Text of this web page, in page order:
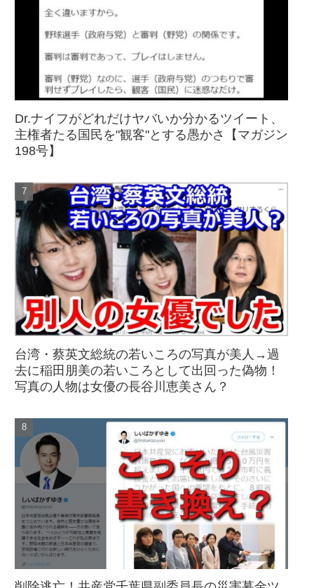
Dr.ナイフがどれだけヤバいか分かるツイート、
主権者たる国民を"観客"とする愚かさ【マガジン
198号】
台湾・蔡英文総統の若いころの写真が美人→過
去に稲田朋美の若いころとして出回った偽物！
写真の人物は女優の長谷川恵美さん？